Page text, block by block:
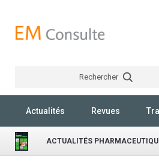
Rechercher
Actualités Revues
ACTUALITÉS